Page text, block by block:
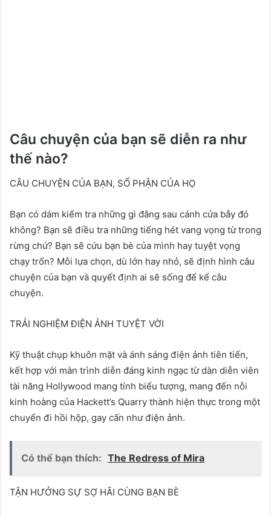
Câu chuyện của bạn sẽ diễn ra như
thế nào?
CÂU CHUYỆN CỦA BẠN, SỐ PHẬN CỦA HỌ
Bạn có dám kiểm tra những gì đằng sau cánh cửa bẫy đó
không? Bạn sẽ điều tra những tiếng hét vang vọng từ trong
rừng chứ? Bạn sẽ cứu bạn bè của mình hay tuyệt vọng
chạy trốn? Mỗi lựa chọn, dù lớn hay nhỏ, sẽ định hình câu
chuyện của bạn và quyết định ai sẽ sống để kể câu
chuyện.
TRẢI NGHIỆM ĐIỆN ẢNH TUYỆT VỜI
Kỹ thuật chụp khuôn mặt và ánh sáng điện ảnh tiên tiến,
kết hợp với màn trình diễn đáng kinh ngạc từ dàn diễn viên
tài năng Hollywood mang tính biểu tượng, mang đến nỗi
kinh hoàng của Hackett’s Quarry thành hiện thực trong một
chuyến đi hồi hộp, gay cấn như điện ảnh.
Có thể bạn thích: The Redress of Mira
TẬN HƯỞNG SỰ SỢ HÃI CÙNG BẠN BÈ